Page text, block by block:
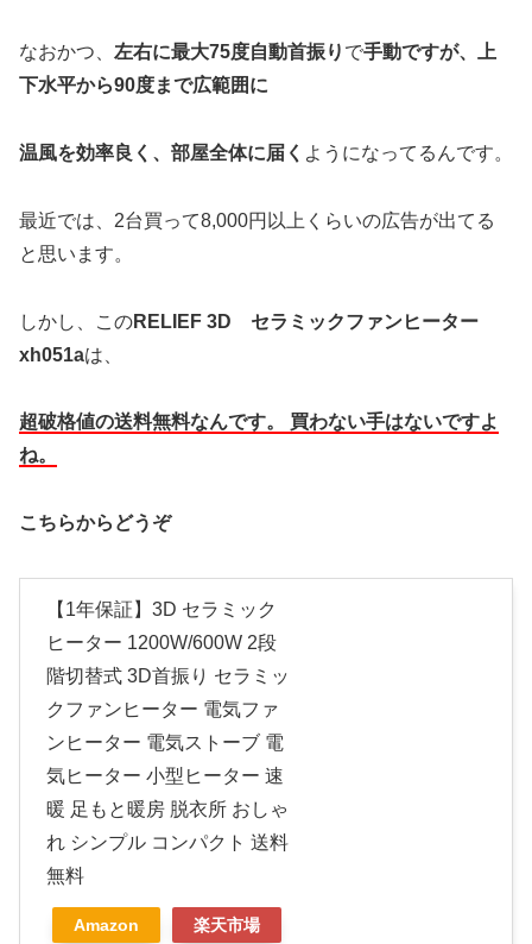
なおかつ、 左右に最大75度自動首振り で手動ですが、上
下水平から90度まで広範囲に
温風を効率良く、部屋全体に届く ようになってるんです。
最近では、2台買って8,000円以上くらいの広告が出てる
と思います。
しかし、このRELIEF 3D セラミックファンヒーター
xh051aは、
超破格値の送料無料なんです。 買わない手はないですよ
ね。
こちらからどうぞ
【1年保証】3D セラミック
ヒーター 1200W/600W 2段
階切替式 3D首振り セラミッ
クファンヒーター 電気ファ
ンヒーター 電気ストーブ 電
気ヒーター 小型ヒーター 速
暖 足もと暖房 脱衣所 おしゃ
れ シンプル コンパクト 送料
無料
Amazon 楽天市場